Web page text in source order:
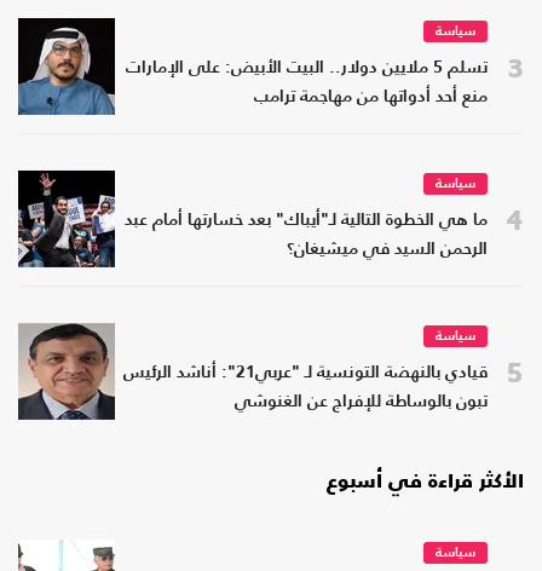
3
سياسة
تسلم 5 ملايين دولار.. البيت الأبيض: على الإمارات
منع أحد أدواتها من مهاجمة ترامب
4
سياسة
ما هي الخطوة التالية لـ"أيباك" بعد خسارتها أمام عبد
الرحمن السيد في ميشيغان؟
5
سياسة
قيادي بالنهضة التونسية لـ "عربي21": أناشد الرئيس
تبون بالوساطة للإفراج عن الغنوشي
الأكثر قراءة في أسبوع
سياسة